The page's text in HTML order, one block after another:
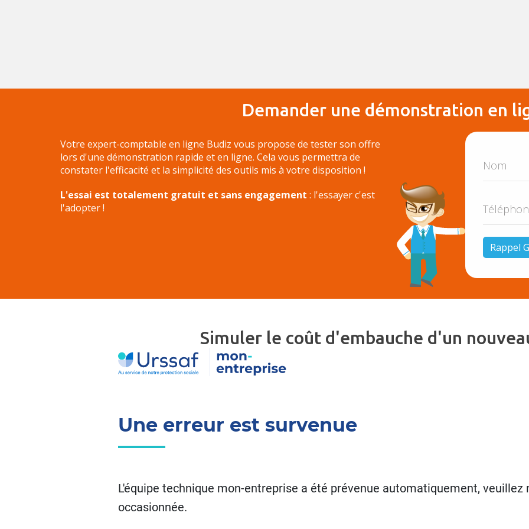
Demander une démonstration en
Votre expert-comptable en ligne Budiz vous propose de tester son offre
lors d'une démonstration rapide et en ligne. Cela vous permettra de
constater l'efficacité et la simplicité des outils mis à votre disposition !
L'essai est totalement gratuit et sans engagement : l'essayer c'est
l'adopter !
Simuler le coût d'embauche d'un